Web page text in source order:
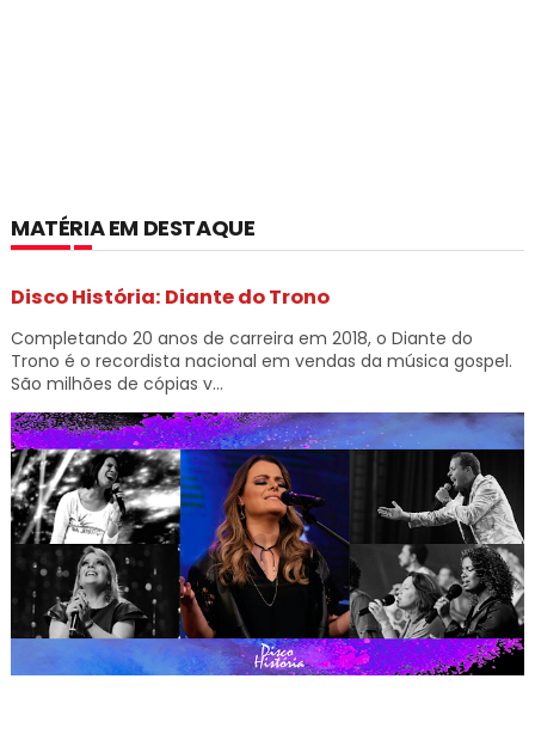
MATÉRIA EM DESTAQUE
Disco História: Diante do Trono
Completando 20 anos de carreira em 2018, o Diante do
Trono é o recordista nacional em vendas da música gospel.
São milhões de cópias v...